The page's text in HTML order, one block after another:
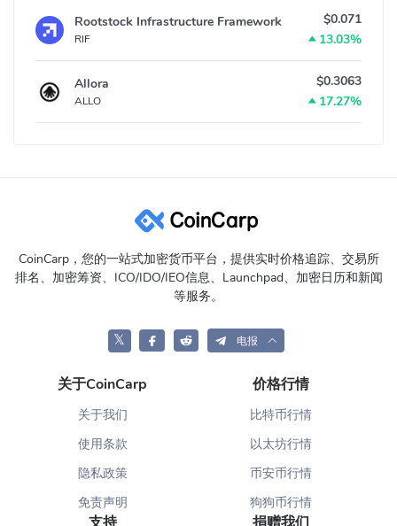
Rootstock Infrastructure Framework
RIF
$0.071
13.03%
Allora
ALLO
$0.3063
17.27%
CoinCarp，您的一站式加密货币平台，提供实时价格追踪、交易所
排名、加密筹资、ICO/IDO/IEO信息、Launchpad、加密日历和新闻
等服务。
𝕏 电报
关于CoinCarp
关于我们
使用条款
隐私政策
免责声明
价格行情
比特币行情
以太坊行情
币安币行情
狗狗币行情